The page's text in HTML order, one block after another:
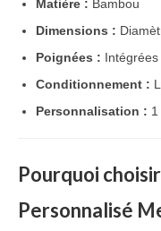
Matière : Bambou
Dimensions :
Poignées : Intégrées
Conditionnement :
Personnalisation :
Pourquoi
Personnalisé